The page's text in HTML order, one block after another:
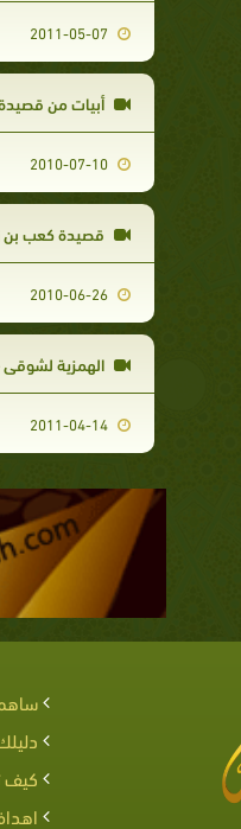
أبيات من
2010-07-10
قصيدة كعب بن
2010-06-26
الهمزية لشوقي -
2011-04-14
كيف